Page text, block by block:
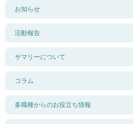
お知らせ
活動報告
サマリーについて
コラム
多職種からのお役立ち情報